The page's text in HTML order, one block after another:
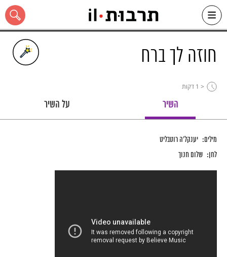
Skip
content
כל האתר
חוזה לך ברח
< 1 דקות
השיר על השיר
מילים: יענקל'ה רוטבליט
לחן: שלום חנוך